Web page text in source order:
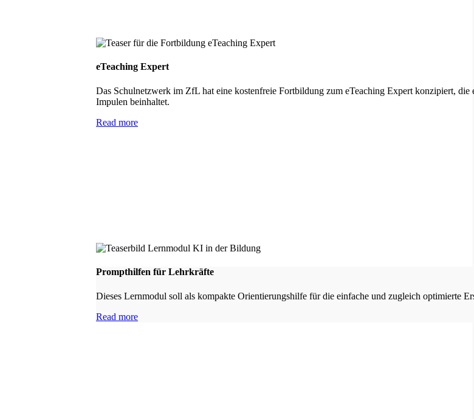
eTeaching Expert
Das Schulnetzwerk im ZfL hat eine kostenfreie Fortbildung zum eTeaching Expert konzipiert, die
Impulen beinhaltet.
Read more
Prompthilfen für Lehrkräfte
Dieses Lernmodul soll als kompakte Orientierungshilfe für die einfache und zugleich optimierte
Read more